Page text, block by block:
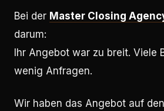
Bei der Master Closing
darum:
Ihr Angebot war zu breit. Viele
wenig Anfragen.
Wir haben das Angebot auf